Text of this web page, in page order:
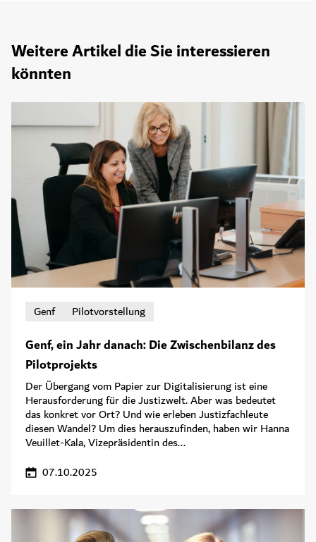
Weitere Artikel die Sie interessieren
könnten
Genf Pilotvorstellung
Genf, ein Jahr danach: Die Zwischenbilanz des
Pilotprojekts
Der Übergang vom Papier zur Digitalisierung ist eine
Herausforderung für die Justizwelt. Aber was bedeutet
das konkret vor Ort? Und wie erleben Justizfachleute
diesen Wandel? Um dies herauszufinden, haben wir Hanna
Veuillet-Kala, Vizepräsidentin des...
07.10.2025